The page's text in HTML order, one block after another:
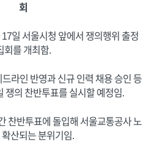
회
일 서울시청 앞에서 쟁의행위 출정
회를 개최함.
라인 반영과 신규 인력 채용 승인 등
쟁의 찬반투표를 실시할 예정임.
찬반투표에 돌입해 서울교통공사 노
산되는 분위기임. ⠀